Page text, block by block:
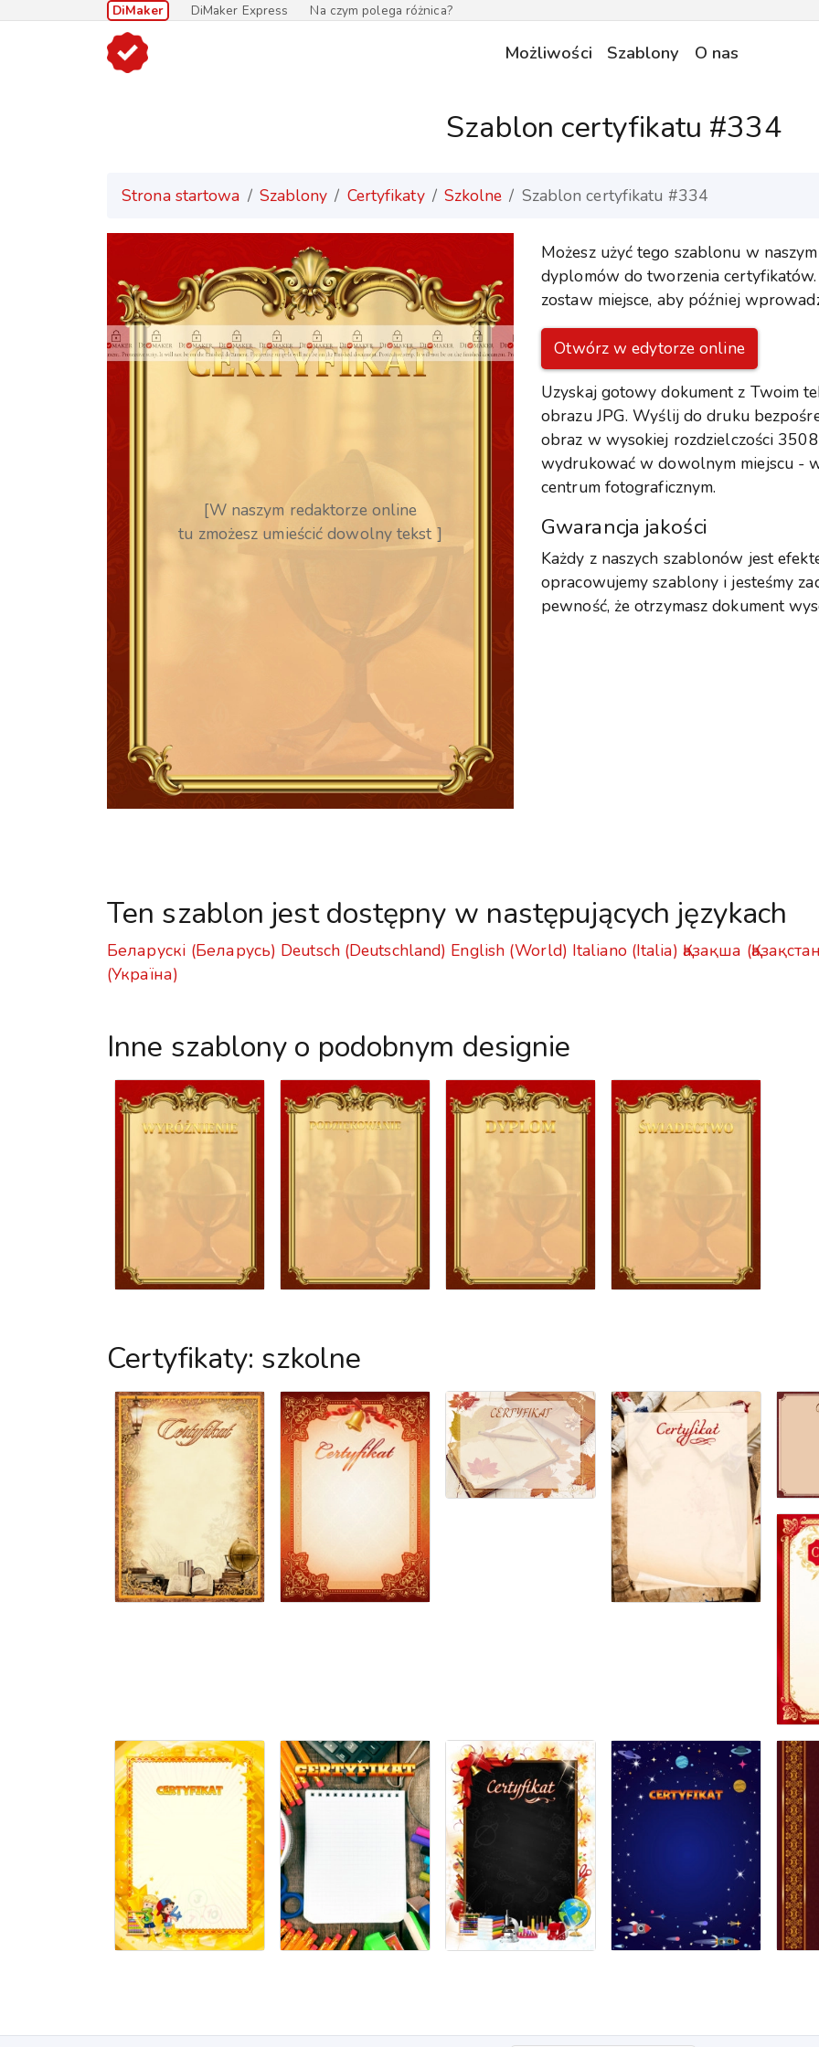
DiMaker DiMaker Express Na czym polega różnica?
Możliwości Szablony O nas
Szablon certyfikatu #334
Strona startowa Szablony Certyfikaty Szkolne Szablon certyfikatu #334
[W naszym redaktorze online
tu zmożesz umieścić dowolny tekst ]
Możesz użyć tego szablonu w
dyplomów do tworzenia
zostaw miejsce, aby później
Otwórz w edytorze online
Uzyskaj gotowy dokument z Twoim
obrazu JPG. Wyślij do druku
obraz w wysokiej rozdzielczości
wydrukować w dowolnym miejscu -
centrum fotograficznym.
Gwarancja jakości
Każdy z naszych szablonów jest
opracowujemy szablony i jesteśmy
pewność, że otrzymasz dokument
Ten szablon jest dostępny w następujących językach
Беларускі (Беларусь) Deutsch (Deutschland) English (World) Italiano (Italia) Қазақша
(Україна)
Inne szablony o podobnym designie
Certyfikaty: szkolne